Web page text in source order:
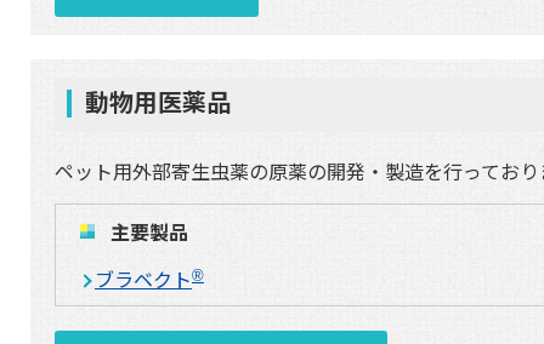
動物用医薬品
ペット用外部寄生虫薬の原薬の開発・製造を行っており
主要製品
ブラベクト®